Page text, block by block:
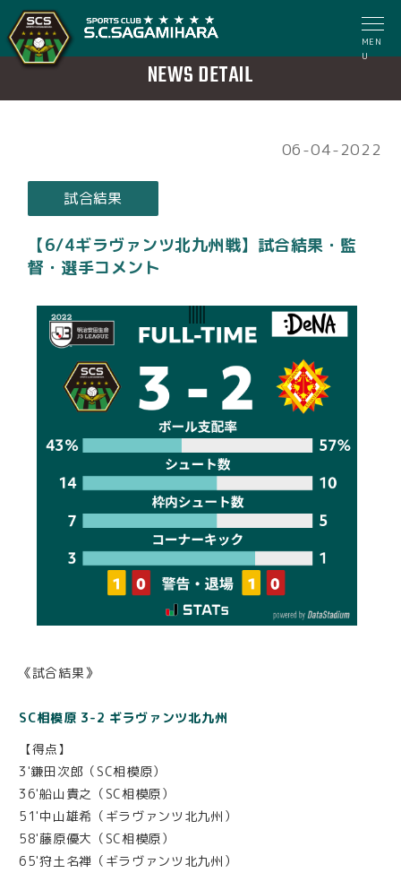
MEN
U
NEWS DETAIL
06-04-2022
試合結果
【6/4ギラヴァンツ北九州戦】試合結果・監
督・選手コメント
《試合結果》
SC相模原 3-2 ギラヴァンツ北九州
【得点】
3'鎌田次郎（SC相模原）
36'船山貴之（SC相模原）
51'中山雄希（ギラヴァンツ北九州）
58'藤原優大（SC相模原）
65'狩土名禅（ギラヴァンツ北九州）